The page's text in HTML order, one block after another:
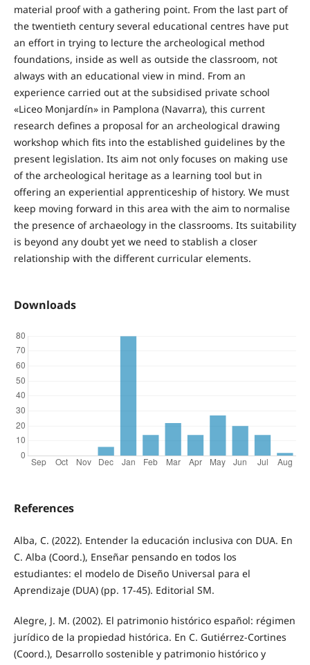
material proof with a gathering point. From the last part of
the twentieth century several educational centres have put
an effort in trying to lecture the archeological method
foundations, inside as well as outside the classroom, not
always with an educational view in mind. From an
experience carried out at the subsidised private school
«Liceo Monjardín» in Pamplona (Navarra), this current
research defines a proposal for an archeological drawing
workshop which fits into the established guidelines by the
present legislation. Its aim not only focuses on making use
of the archeological heritage as a learning tool but in
offering an experiential apprenticeship of history. We must
keep moving forward in this area with the aim to normalise
the presence of archaeology in the classrooms. Its suitability
is beyond any doubt yet we need to stablish a closer
relationship with the different curricular elements.
Downloads
References
Alba, C. (2022). Entender la educación inclusiva con DUA. En
C. Alba (Coord.), Enseñar pensando en todos los
estudiantes: el modelo de Diseño Universal para el
Aprendizaje (DUA) (pp. 17-45). Editorial SM.
Alegre, J. M. (2002). El patrimonio histórico español: régimen
jurídico de la propiedad histórica. En C. Gutiérrez-Cortines
(Coord.), Desarrollo sostenible y patrimonio histórico y